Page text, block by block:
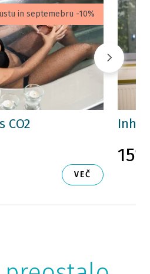
in septemebru -10%
CO2
VEČ
1500